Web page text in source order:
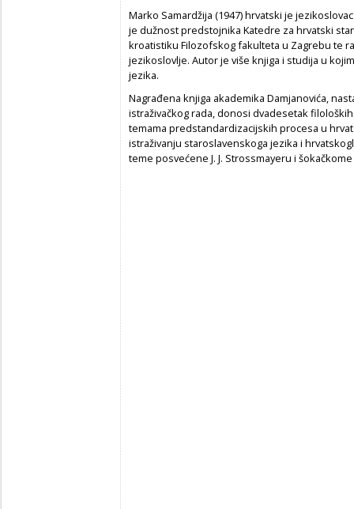
Marko Samardžija (1947) hrvatski je
je dužnost predstojnika Katedre za hrvatski
kroatistiku Filozofskog fakulteta u Zagrebu te
jezikoslovlje. Autor je više knjiga i studija u
jezika.
Nagrađena knjiga akademika Damjanovića,
istraživačkog rada, donosi dvadesetak
temama predstandardizacijskih procesa u
istraživanju staroslavenskoga jezika i
teme posvećene J. J. Strossmayeru i